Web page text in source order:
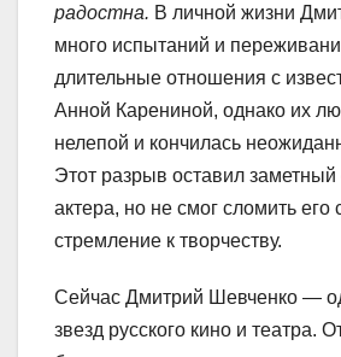
радостна. В личной жизни
много испытаний и
длительные отношения с
Анной Карениной, однако их
нелепой и кончилась
Этот разрыв оставил
актера, но не смог сломить его
стремление к творчеству.
Сейчас Дмитрий Шевченко —
звезд русского кино и театра.